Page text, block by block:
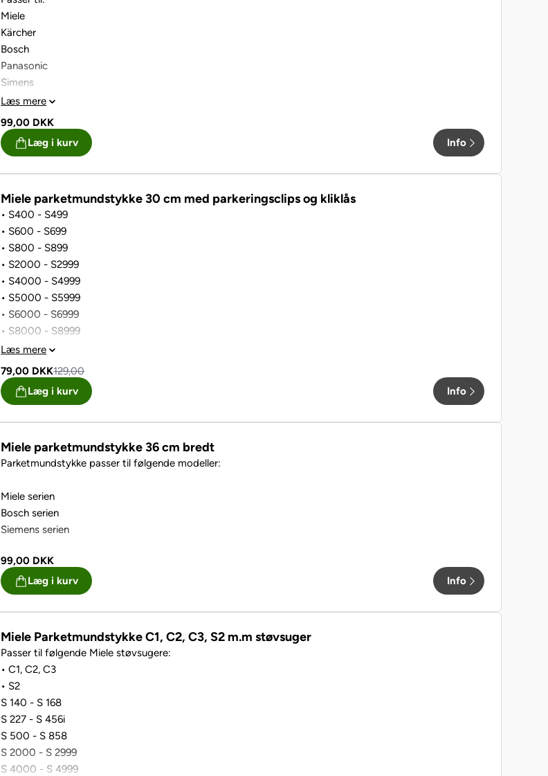
Miele
Kärcher
Bosch
Panasonic
Simens
Starmix
Alle rør med 35 mm i rørdimension
Perfekt til klinker og trægulve.
Læs mere
99,00 DKK
Læg i kurv
Info
Miele parketmundstykke 30 cm med parkeringsclips og kliklås
• S400 - S499
• S600 - S699
• S800 - S899
• S2000 - S2999
• S4000 - S4999
• S5000 - S5999
• S6000 - S6999
• S8000 - S8999
Læs mere
79,00 DKK129,00
Læg i kurv
Info
Miele parketmundstykke 36 cm bredt
Parketmundstykke passer til følgende modeller:
Miele serien
Bosch serien
Siemens serien
99,00 DKK
Læg i kurv
Info
Miele Parketmundstykke C1, C2, C3, S2 m.m støvsuger
Passer til følgende Miele støvsugere:
• C1, C2, C3
• S2
S 140 - S 168
S 227 - S 456i
S 500 - S 858
S 2000 - S 2999
S 4000 - S 4999